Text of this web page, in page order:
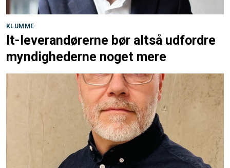
KLUMME
It-leverandørerne bør altså udfordre
myndighederne noget mere